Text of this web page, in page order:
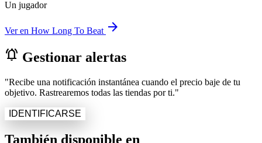
Un jugador
Ver en How Long To Beat arrow_forward
notifications_active Gestionar alertas
"Recibe una notificación instantánea cuando el precio baje de tu
objetivo. Rastrearemos todas las tiendas por ti."
IDENTIFICARSE
También disponible en